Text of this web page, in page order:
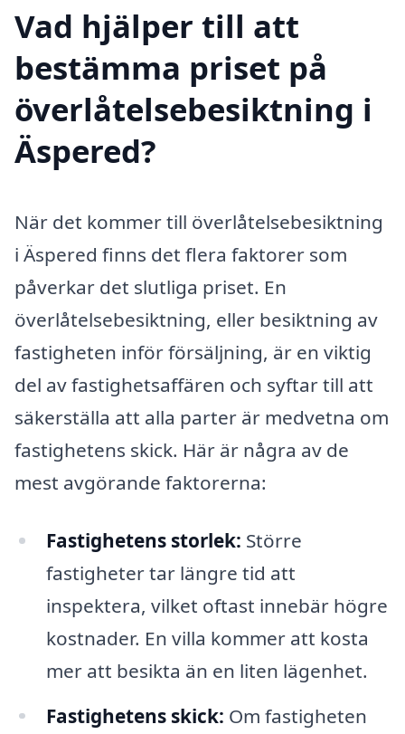
Vad hjälper till att
bestämma priset på
överlåtelsebesiktning i
Äspered?
När det kommer till överlåtelsebesiktning
i Äspered finns det flera faktorer som
påverkar det slutliga priset. En
överlåtelsebesiktning, eller besiktning av
fastigheten inför försäljning, är en viktig
del av fastighetsaffären och syftar till att
säkerställa att alla parter är medvetna om
fastighetens skick. Här är några av de
mest avgörande faktorerna:
Fastighetens storlek: Större
fastigheter tar längre tid att
inspektera, vilket oftast innebär högre
kostnader. En villa kommer att kosta
mer att besikta än en liten lägenhet.
Fastighetens skick: Om fastigheten